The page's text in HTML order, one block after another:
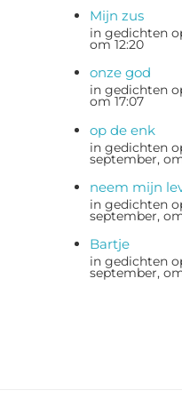
Mijn zus
in gedichten
om 12:20
onze god
in gedichten
om 17:07
op de enk
in gedichten
september,
neem mijn
in gedichten
september, om
Bartje
in gedichten
september,